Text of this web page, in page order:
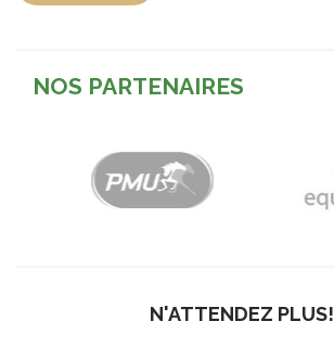
NOS PARTENAIRES
N'ATTENDEZ PLUS!